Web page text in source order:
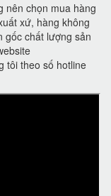
nên chọn mua hàng
xứ, hàng không
gốc chất lượng sản
tôi theo số hotline